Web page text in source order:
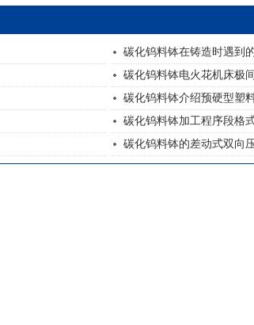
碳化钨料钵在铸造时遇到
碳化钨料钵电火花机床极
碳化钨料钵介绍预硬型塑
碳化钨料钵加工程序段格
碳化钨料钵的差动式双向